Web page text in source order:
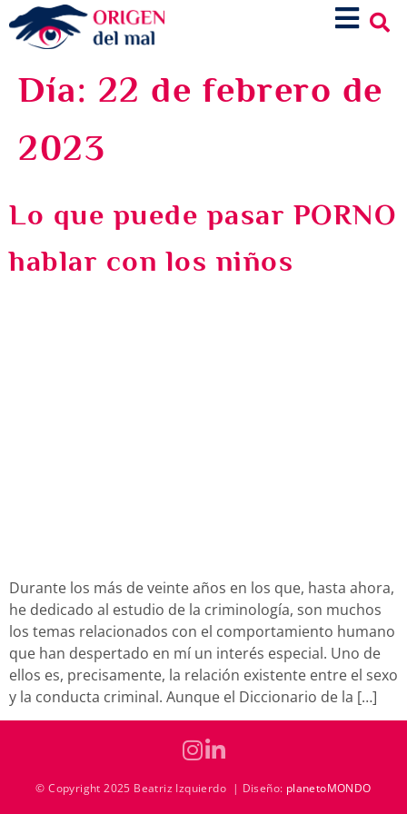
Día: 22 de febrero de
2023
Lo que puede pasar PORNO
hablar con los niños
Durante los más de veinte años en los que, hasta ahora,
he dedicado al estudio de la criminología, son muchos
los temas relacionados con el comportamiento humano
que han despertado en mí un interés especial. Uno de
ellos es, precisamente, la relación existente entre el sexo
y la conducta criminal. Aunque el Diccionario de la […]
© Copyright 2025 Beatriz Izquierdo | Diseño: planetoMONDO